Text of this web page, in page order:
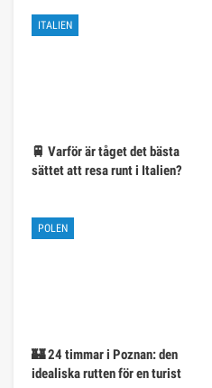
ITALIEN
🚆 Varför är tåget det bästa
sättet att resa runt i Italien?
POLEN
🏰 24 timmar i Poznan: den
idealiska rutten för en turist